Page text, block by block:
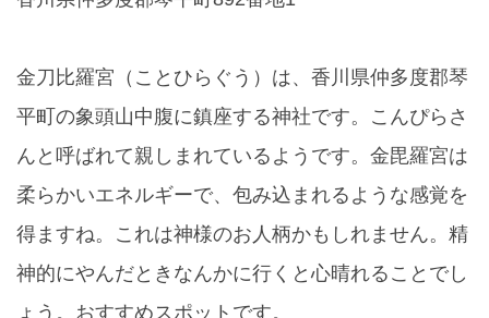
金刀比羅宮（ことひらぐう）は、香川県仲多度郡琴
平町の象頭山中腹に鎮座する神社です。こんぴらさ
んと呼ばれて親しまれているようです。金毘羅宮は
柔らかいエネルギーで、包み込まれるような感覚を
得ますね。これは神様のお人柄かもしれません。精
神的にやんだときなんかに行くと心晴れることでし
ょう。おすすめスポットです。